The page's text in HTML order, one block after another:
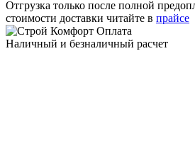
Отгрузка только после полной
стоимости доставки читайте в прайсе
Оплата
Наличный и безналичный расчет